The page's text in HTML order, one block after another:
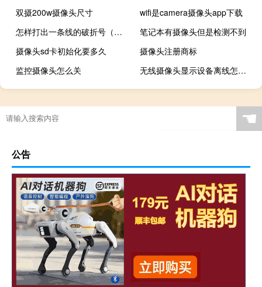
双摄200w摄像头尺寸
wifi是camera摄像头app下载
怎样打出一条线的破折号（破折号怎么打成一条线）
笔记本有摄像头但是检测不到
摄像头sd卡初始化要多久
摄像头注册商标
监控摄像头怎么关
无线摄像头显示设备离线怎么回事
☚
公告